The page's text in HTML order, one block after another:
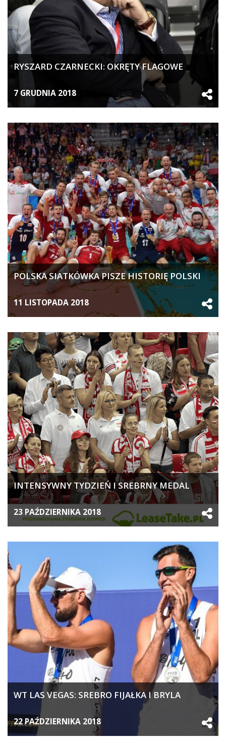
RYSZARD CZARNECKI: OKRĘTY FLAGOWE
7 GRUDNIA 2018
POLSKA SIATKÓWKA PISZE HISTORIĘ POLSKI
11 LISTOPADA 2018
INTENSYWNY TYDZIEŃ I SREBRNY MEDAL
23 PAŹDZIERNIKA 2018
WT LAS VEGAS: SREBRO FIJAŁKA I BRYLA
22 PAŹDZIERNIKA 2018